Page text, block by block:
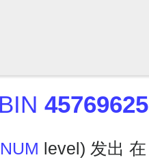
BIN 45769625
level) 发出 在